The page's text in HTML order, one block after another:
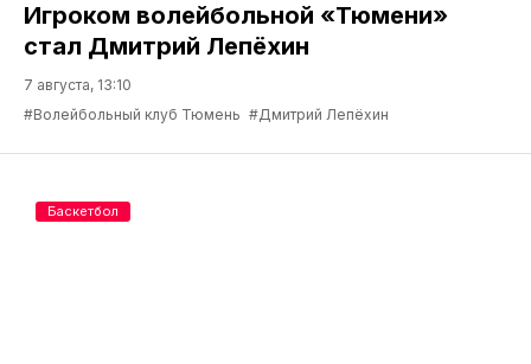
Игроком волейбольной «Тюмени»
стал Дмитрий Лепёхин
7 августа, 13:10
#Волейбольный клуб Тюмень #Дмитрий Лепёхин
Баскетбол